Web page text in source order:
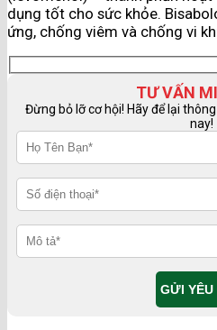
dụng tốt cho sức khỏe.
ứng, chống viêm và chống vi
TƯ VẤN
Đừng bỏ lỡ cơ hội! Hãy để lại
nay!